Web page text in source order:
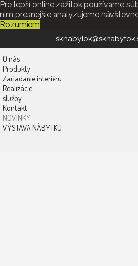
Pre lepší online zážitok používame
nim presnejšie analyzujeme
Rozumiem
O nás
Produkty
Zariadanie interiéru
Realizácie
služby
Kontakt
NOVINKY
VÝSTAVA NÁBYTKU